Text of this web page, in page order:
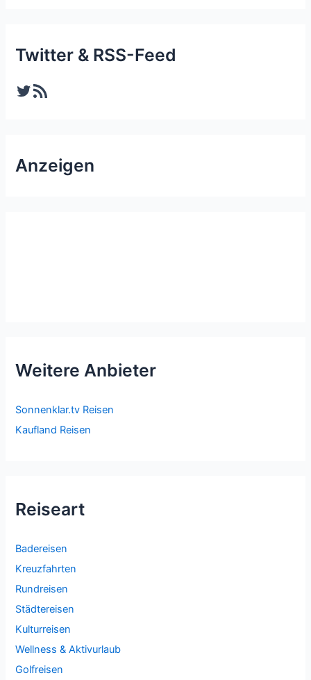
Twitter & RSS-Feed
Twitter RSS-Feed
Anzeigen
Weitere Anbieter
Sonnenklar.tv Reisen
Kaufland Reisen
Reiseart
Badereisen
Kreuzfahrten
Rundreisen
Städtereisen
Kulturreisen
Wellness & Aktivurlaub
Golfreisen